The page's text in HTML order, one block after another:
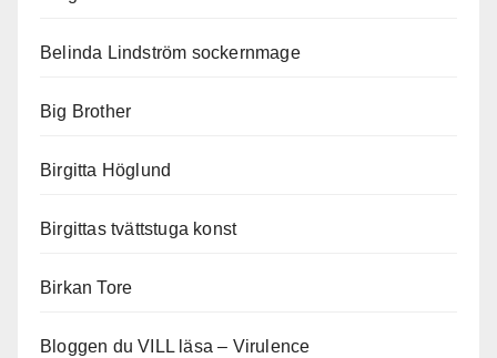
Belinda Lindström sockernmage
Big Brother
Birgitta Höglund
Birgittas tvättstuga konst
Birkan Tore
Bloggen du VILL läsa – Virulence